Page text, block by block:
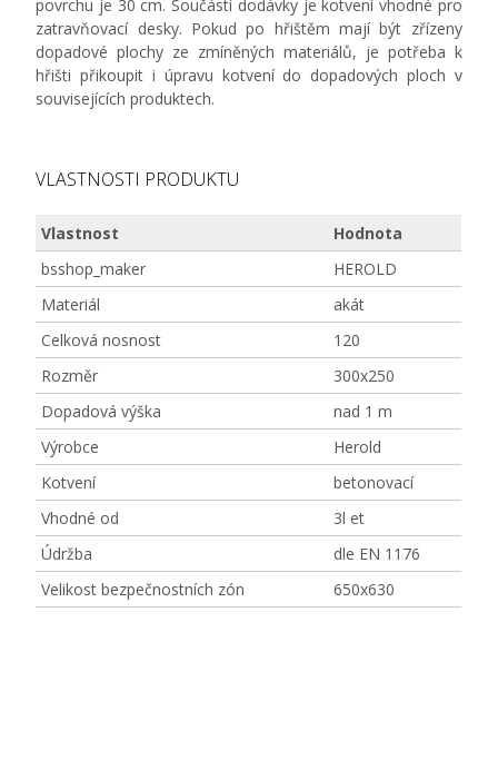
povrchu je 30 cm. Součástí dodávky je kotvení vhodné pro
zatravňovací desky. Pokud po hřištěm mají být zřízeny
dopadové plochy ze zmíněných materiálů, je potřeba k
hřišti přikoupit i úpravu kotvení do dopadových ploch v
souvisejících produktech.
VLASTNOSTI PRODUKTU
Vlastnost
Hodnota
bsshop_maker
HEROLD
Materiál
akát
Celková nosnost
120
Rozměr
300x250
Dopadová výška
nad 1 m
Výrobce
Herold
Kotvení
betonovací
Vhodné od
3l et
Údržba
dle EN 1176
Velikost bezpečnostních zón
650x630